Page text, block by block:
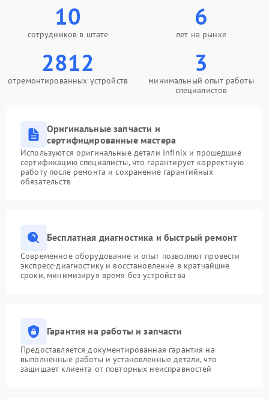
10
сотрудников в штате
6
лет на рынке
2812
отремонтированных устройств
3
минимальный опыт работы
специалистов
Оригинальные запчасти и
сертифицированные мастера
Используются оригинальные детали Infinix и прошедшие
сертификацию специалисты, что гарантирует корректную
работу после ремонта и сохранение гарантийных
обязательств
Бесплатная диагностика и быстрый ремонт
Современное оборудование и опыт позволяют провести
экспресс-диагностику и восстановление в кратчайшие
сроки, минимизируя время без устройства
Гарантия на работы и запчасти
Предоставляется документированная гарантия на
выполненные работы и установленные детали, что
защищает клиента от повторных неисправностей